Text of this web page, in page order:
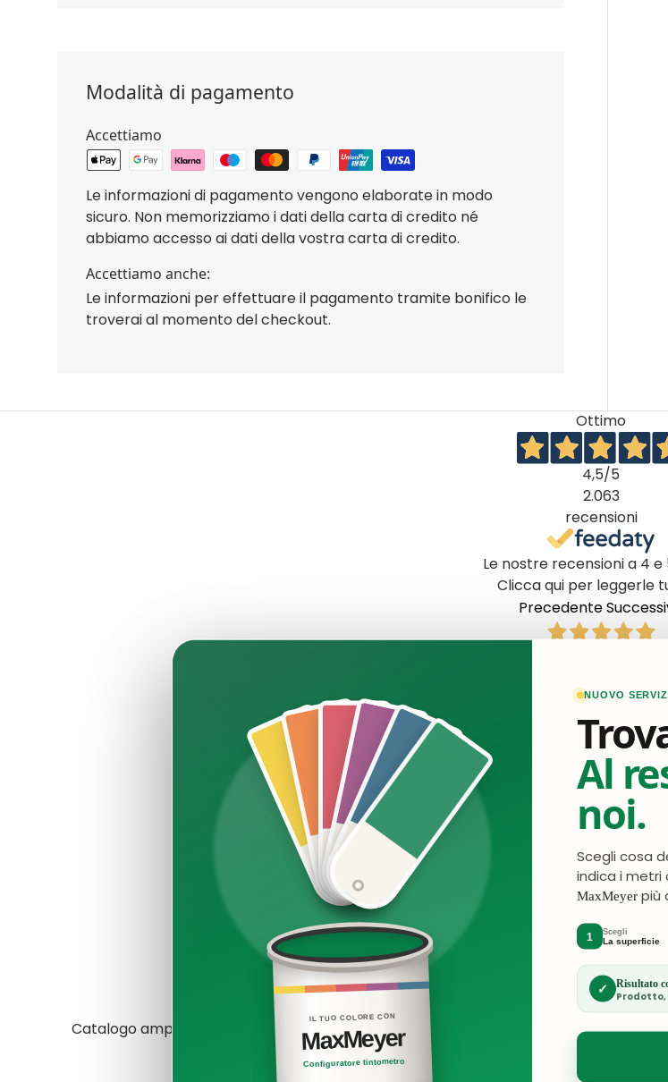
Modalità di pagamento
Accettiamo
Le informazioni di pagamento vengono elaborate in modo
sicuro. Non memorizziamo i dati della carta di credito né
abbiamo accesso ai dati della vostra carta di credito.
Accettiamo anche:
Le informazioni per effettuare il pagamento tramite bonifico le
troverai al momento del checkout.
Ottimo
4,5/5
2.063
recensioni
Le nostre recensioni a 4 e
Clicca qui per leggerle
Precedente
Acquirente verificato
3 Giorni Fa
Ottimo acquisto e qualità
3 Giorni Fa
Acquirente verificato
5 Giorni Fa
Catalogo ampio e prezzi competitivi. Non metto cinque stelle perché mi aspettavo
dopo più di una settimana
IL TUO COLORE CON
MaxMeyer
Configuratore tintometro
NUOVO
Al
noi.
Scegli cosa
indica i metri
MaxMeyer più
1 Scegli
La superficie
✓ Risultato